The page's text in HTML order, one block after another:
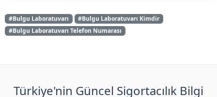
#Bulgu Laboratuvarı
#Bulgu Laboratuvarı Kimdir
#Bulgu Laboratuvarı Telefon Numarası
Türkiye'nin Güncel Sigortacılık Bilgi